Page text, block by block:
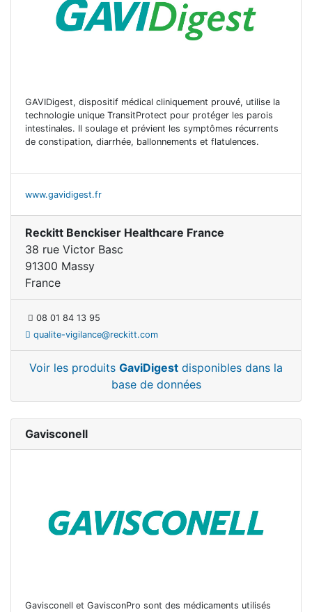
GAVIDigest, dispositif médical cliniquement prouvé, utilise la
technologie unique TransitProtect pour protéger les parois
intestinales. Il soulage et prévient les symptômes récurrents
de constipation, diarrhée, ballonnements et flatulences.
www.gavidigest.fr
Reckitt Benckiser Healthcare France
38 rue Victor Basc
91300 Massy
France
08 01 84 13 95
qualite-vigilance@reckitt.com
Voir les produits GaviDigest disponibles dans la
base de données
Gavisconell
Gavisconell et GavisconPro sont des médicaments utilisés